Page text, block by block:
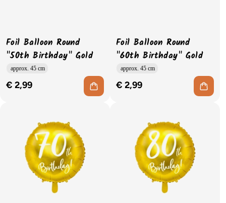
Foil Balloon Round
"50th Birthday" Gold
approx. 45 cm
€ 2,99
Foil Balloon Round
"60th Birthday" Gold
approx. 45 cm
€ 2,99